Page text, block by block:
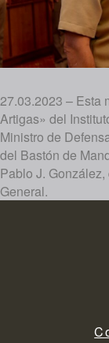
27.03.2023 – Esta
Artigas» del
Ministro de
del Bastón de
Pablo J.
General.